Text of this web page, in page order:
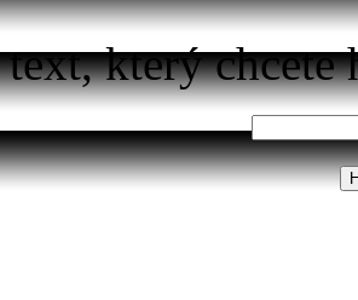
který chcete